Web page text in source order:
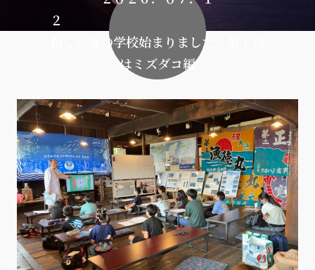
２
新しい海の学校始まりました。第１回
はミズダコ編